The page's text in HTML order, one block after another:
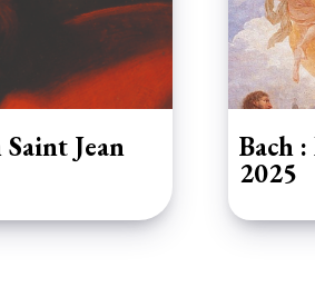
Saint Jean Bach
2025